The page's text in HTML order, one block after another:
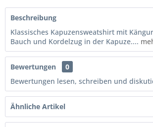
Beschreibung
Klassisches Kapuzensweatshirt mit
Bauch und Kordelzug in der Kapuze....
Bewertungen
0
Bewertungen lesen, schreiben und
Ähnliche Artikel